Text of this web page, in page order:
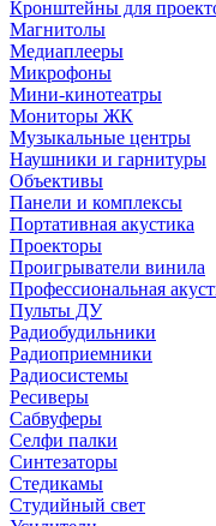
Кронштейны для
Магнитолы
Медиаплееры
Микрофоны
Мини-кинотеатры
Мониторы ЖК
Музыкальные центры
Наушники и гарнитуры
Объективы
Панели и комплексы
Портативная акустика
Проекторы
Проигрыватели винила
Профессиональная
Пульты ДУ
Радиобудильники
Радиоприемники
Радиосистемы
Ресиверы
Сабвуферы
Селфи палки
Синтезаторы
Стедикамы
Студийный свет